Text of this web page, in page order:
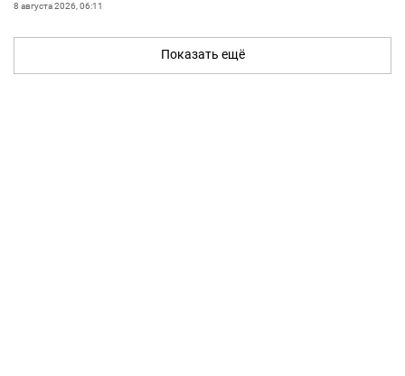
8 августа 2026, 06:11
Показать ещё